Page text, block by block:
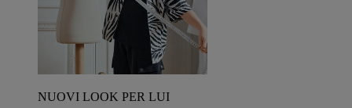
NUOVI LOOK PER LUI